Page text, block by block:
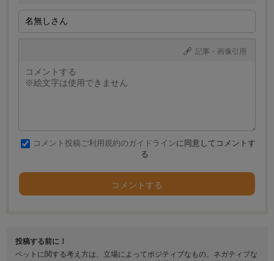
記事・画像引用
コメント投稿ご利用規約のガイドラインに同意してコメントす
る
コメントする
投稿する前に！
ペットに関する考え方は、立場によってポジティブなもの、ネガティブな